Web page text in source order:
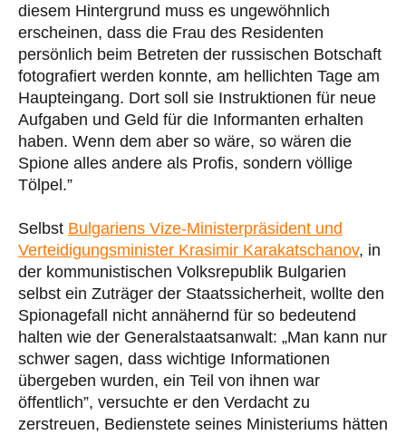
diesem Hintergrund muss es ungewöhnlich
erscheinen, dass die Frau des Residenten
persönlich beim Betreten der russischen Botschaft
fotografiert werden konnte, am hellichten Tage am
Haupteingang. Dort soll sie Instruktionen für neue
Aufgaben und Geld für die Informanten erhalten
haben. Wenn dem aber so wäre, so wären die
Spione alles andere als Profis, sondern völlige
Tölpel.”
Selbst Bulgariens Vize-Ministerpräsident und
Verteidigungsminister Krasimir Karakatschanov, in
der kommunistischen Volksrepublik Bulgarien
selbst ein Zuträger der Staatssicherheit, wollte den
Spionagefall nicht annähernd für so bedeutend
halten wie der Generalstaatsanwalt: „Man kann nur
schwer sagen, dass wichtige Informationen
übergeben wurden, ein Teil von ihnen war
öffentlich”, versuchte er den Verdacht zu
zerstreuen, Bedienstete seines Ministeriums hätten